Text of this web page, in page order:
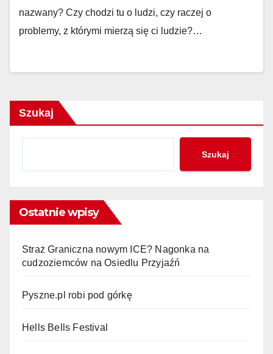
nazwany? Czy chodzi tu o ludzi, czy raczej o
problemy, z którymi mierzą się ci ludzie?…
Szukaj
Szukaj
Ostatnie wpisy
Straż Graniczna nowym ICE? Nagonka na
cudzoziemców na Osiedlu Przyjaźń
Pyszne.pl robi pod górkę
Hells Bells Festival